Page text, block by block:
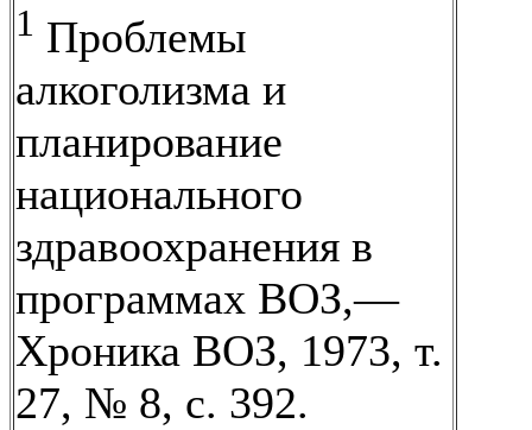
1 Проблемы
алкоголизма и
планирование
национального
здравоохранения в
программах ВОЗ,—
Хроника ВОЗ, 1973, т.
27, № 8, с. 392.